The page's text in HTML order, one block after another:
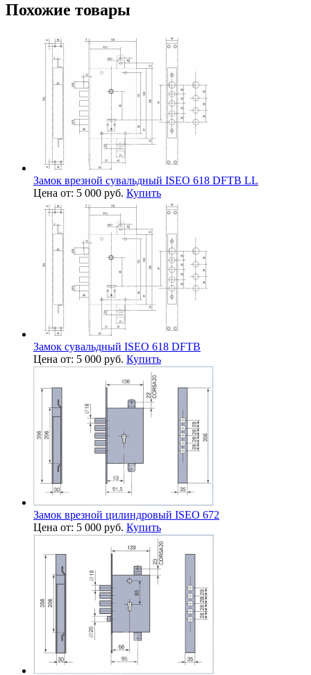
Похожие товары
Замок врезной сувальдный ISEO 618 DFTB LL
Цена от: 5 000 руб. Купить
Замок сувальдный ISEO 618 DFTB
Цена от: 5 000 руб. Купить
Замок врезной цилиндровый ISEO 672
Цена от: 5 000 руб. Купить